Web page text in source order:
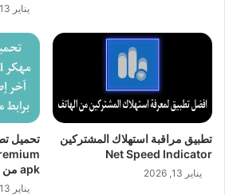
يناير 13, 2026
تطبيق مراقبة استهلاك المشتركين
Net Speed Indicator
يناير 13, 2026
apk من ميديا فاير
يناير 13, 2026